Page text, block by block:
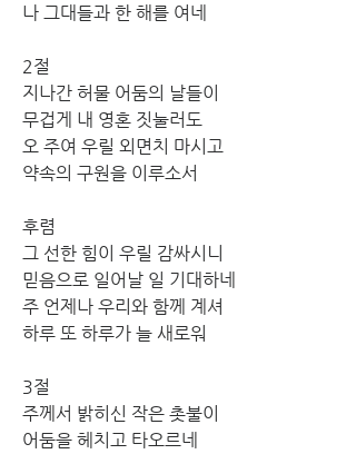
나 그대들과 한 해를 여네
2절
지나간 허물 어둠의 날들이
무겁게 내 영혼 짓눌러도
오 주여 우릴 외면치 마시고
약속의 구원을 이루소서
후렴
그 선한 힘이 우릴 감싸시니
믿음으로 일어날 일 기대하네
주 언제나 우리와 함께 계셔
하루 또 하루가 늘 새로워
3절
주께서 밝히신 작은 촛불이
어둠을 헤치고 타오르네